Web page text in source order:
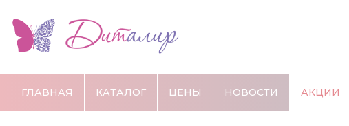
ГЛАВНАЯ КАТАЛОГ ЦЕНЫ НОВОСТИ АКЦИИ